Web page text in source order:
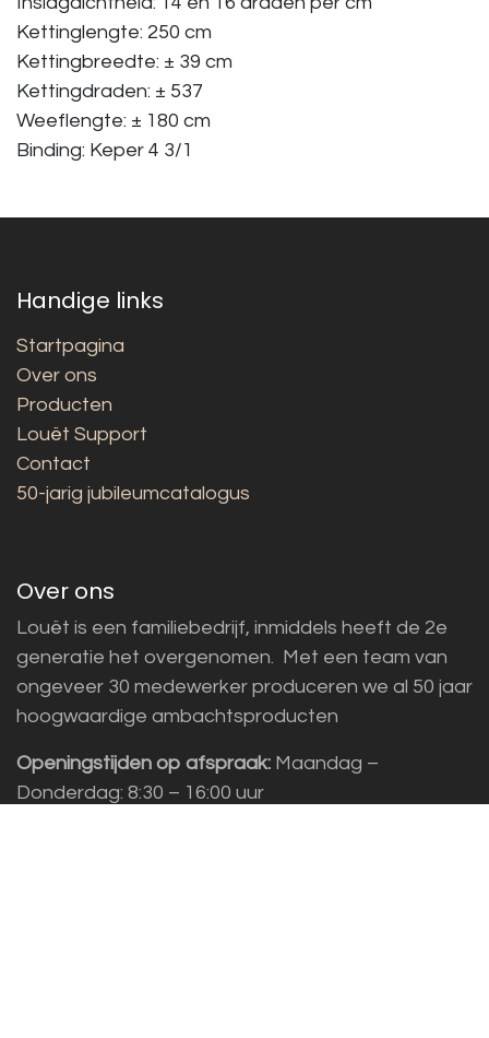
Kettinglengte: 250 cm
Kettingbreedte: ± 39 cm
Kettingdraden: ± 537
Weeflengte: ± 180 cm
Binding: Keper 4 3/1
Handige links
Startpagina
Over ons
Producten
Louët Support
Contact
50-jarig jubileumcatalogus
Over ons
Louët is een familiebedrijf, inmiddels heeft de 2e
generatie het overgenomen. Met een team van
ongeveer 30 medewerker produceren we al 50 jaar
hoogwaardige ambachtsproducten
Openingstijden op afspraak: Maandag –
Donderdag: 8:30 – 16:00 uur